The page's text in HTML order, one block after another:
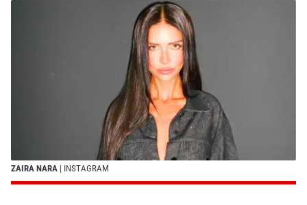
ZAIRA NARA | INSTAGRAM